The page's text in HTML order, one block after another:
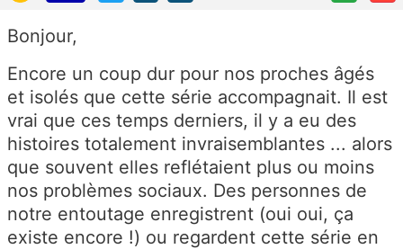
Bonjour,
Encore un coup dur pour nos proches âgés
et isolés que cette série accompagnait. Il est
vrai que ces temps derniers, il y a eu des
histoires totalement invraisemblantes ... alors
que souvent elles reflétaient plus ou moins
nos problèmes sociaux. Des personnes de
notre entoutage enregistrent (oui oui, ça
existe encore !) ou regardent cette série en